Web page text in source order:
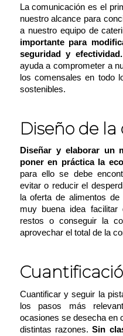
La comunicación es el
nuestro alcance para
a nuestro equipo de
importante para
seguridad y efectividad.
ayuda a comprometer a
los comensales en todo
sostenibles.
Diseño de la
Diseñar y elaborar un
poner en práctica la
para ello se debe
evitar o reducir el
la oferta de alimentos
muy buena idea
restos o conseguir la
aprovechar el total de la
Cuantificar y seguir la
los pasos más
ocasiones se desecha en
distintas razones.Sin